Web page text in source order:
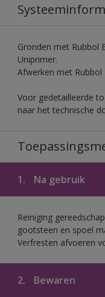
Gronden met Rubbol
Uniprimer.
Afwerken met Rubbol
Voor gedetailleerde
naar het technische
1. Na gebruik
Reiniging
gootsteen en spoel
Verfresten afvoeren
2. Bewaren